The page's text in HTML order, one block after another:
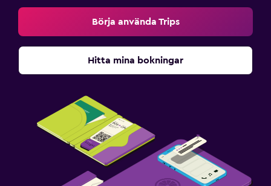
Lekplats
Arbetsyta
Börja använda Trips
Hitta mina bokningar